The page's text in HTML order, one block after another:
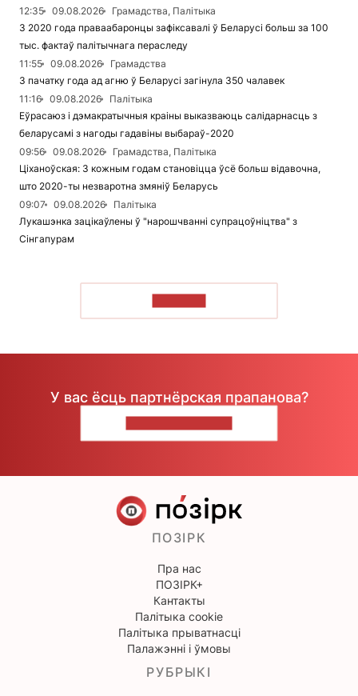
12:35
09.08.2026
Грамадства, Палітыка
З 2020 года праваабаронцы зафіксавалі ў Беларусі больш за 100
тыс. фактаў палітычнага пераследу
11:55
09.08.2026
Грамадства
З пачатку года ад агню ў Беларусі загінула 350 чалавек
11:16
09.08.2026
Палітыка
Еўрасаюз і дэмакратычныя краіны выказваюць салідарнасць з
беларусамі з нагоды гадавіны выбараў-2020
09:56
09.08.2026
Грамадства, Палітыка
Ціханоўская: З кожным годам становіцца ўсё больш відавочна,
што 2020-ты незваротна змяніў Беларусь
09:07
09.08.2026
Палітыка
Лукашэнка зацікаўлены ў "нарошчванні супрацоўніцтва" з
Сінгапурам
У вас ёсць партнёрская прапанова?
ПОЗІРК
Пра нас
ПОЗІРК+
Кантакты
Палітыка cookie
Палітыка прыватнасці
Палажэнні і ўмовы
РУБРЫКІ